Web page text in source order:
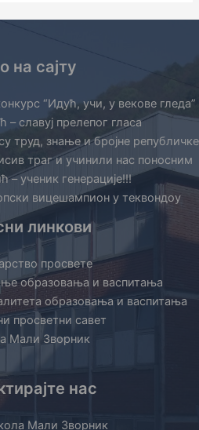
на сајту
“Идућ, учи, у векове гледа”
славуј прелепог гласа
труд, знање и бројне републичке
траг и учинили нас поносним
ученик генерације!!!
вицешампион у теквондоу
линкови
просвете
образовања и васпитања
образовања и васпитања
просветни савет
Мали Зворник
нас
Мали Зворник